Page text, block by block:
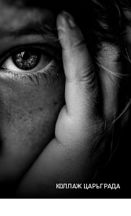
КОЛЛАЖ ЦАРЬГРАДА